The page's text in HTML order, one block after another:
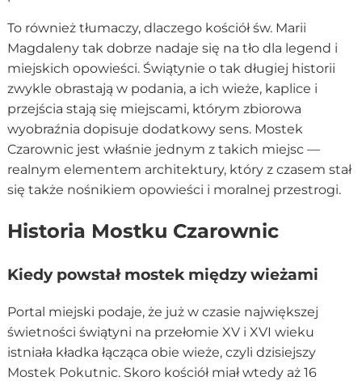
To również tłumaczy, dlaczego kościół św. Marii
Magdaleny tak dobrze nadaje się na tło dla legend i
miejskich opowieści. Świątynie o tak długiej historii
zwykle obrastają w podania, a ich wieże, kaplice i
przejścia stają się miejscami, którym zbiorowa
wyobraźnia dopisuje dodatkowy sens. Mostek
Czarownic jest właśnie jednym z takich miejsc —
realnym elementem architektury, który z czasem stał
się także nośnikiem opowieści i moralnej przestrogi.
Historia Mostku Czarownic
Kiedy powstał mostek między wieżami
Portal miejski podaje, że już w czasie największej
świetności świątyni na przełomie XV i XVI wieku
istniała kładka łącząca obie wieże, czyli dzisiejszy
Mostek Pokutnic. Skoro kościół miał wtedy aż 16